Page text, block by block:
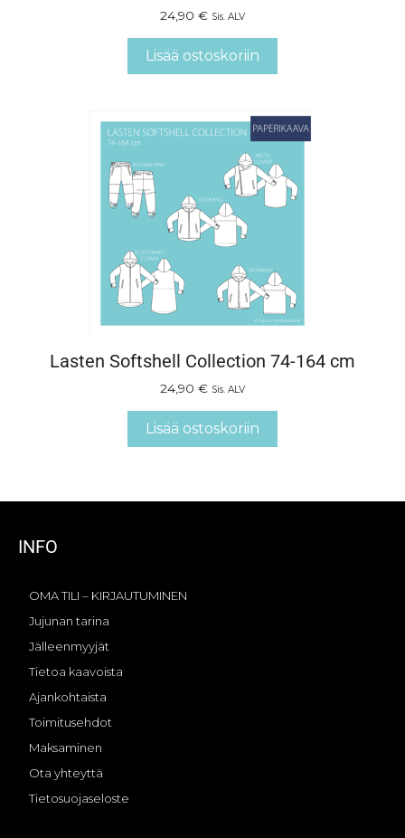
24,90 € Sis. ALV
Lisää ostoskoriin
Lasten Softshell Collection 74-164 cm
24,90 € Sis. ALV
Lisää ostoskoriin
INFO
OMA TILI – KIRJAUTUMINEN
Jujunan tarina
Jälleenmyyjät
Tietoa kaavoista
Ajankohtaista
Toimitusehdot
Maksaminen
Ota yhteyttä
Tietosuojaseloste